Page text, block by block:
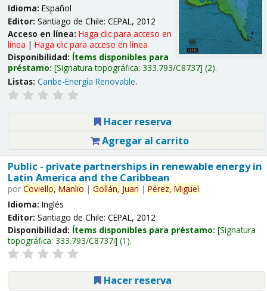
Idioma: Español
Editor: Santiago de Chile: CEPAL, 2012
Acceso en línea: Haga clic para acceso en
línea | Haga clic para acceso en línea
Disponibilidad: Ítems disponibles para
préstamo: Signatura topográfica: 333.793/C8737 (2).
Listas: Caribe-Energía Renovable.
Hacer reserva
Agregar al carrito
Public - private partnerships in renewable energy in
Latin America and the Caribbean
por Coviello, Manlio | Gollán, Juan | Pérez, Miguel.
Idioma: Inglés
Editor: Santiago de Chile: CEPAL, 2012
Disponibilidad: Ítems disponibles para préstamo: Signatura
topográfica: 333.793/C8737i (1).
Hacer reserva